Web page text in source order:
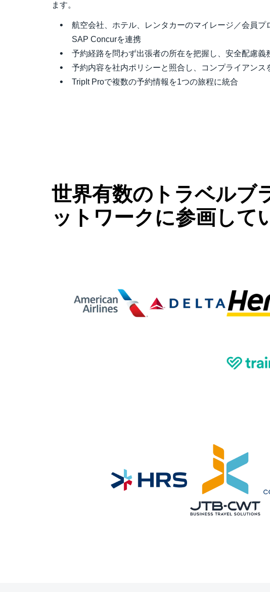
ます。
航空会社、ホテル、レンタカーのマイレージ／会員プ
SAP Concurを連携
予約経路を問わず出張者の所在を把握し、安全配慮義
予約内容を社内ポリシーと照合し、コンプライアンス
TripIt Proで複数の予約情報を1つの旅程に統合
世界有数のトラベルブ
ットワークに参画して